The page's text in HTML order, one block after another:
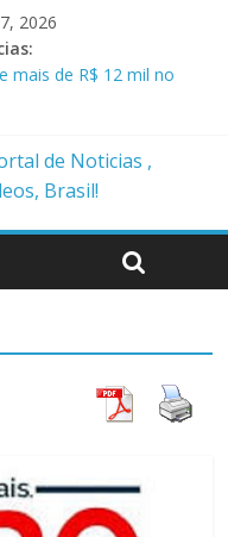
2026
mais de R$ 12 mil no
e descumprimento
de envolvimento em
de vulnerável em
em Itaituba